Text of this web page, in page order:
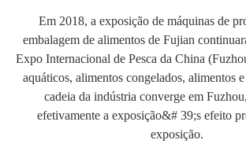
Em 2018, a exposição de máquinas de
embalagem de alimentos de Fujian
Expo Internacional de Pesca da China
aquáticos, alimentos congelados, alimentos
cadeia da indústria converge em
efetivamente a exposição&# 39;s efeito
exposição.